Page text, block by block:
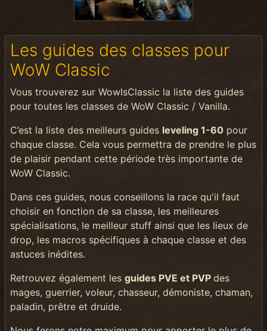
Les guides des classes pour
WoW Classic
Vous trouverez sur WowIsClassic la liste des guides
pour toutes les classes de WoW Classic / Vanilla.
C’est la liste des meilleurs guides leveling 1-60 pour
chaque classe. Cela vous permettra de prendre le plus
de plaisir pendant cette période très importante de
WoW Classic.
Dans ces guides, nous conseillons la race qu'il faut
choisir en fonction de sa classe, les meilleures
spécialisations, le meilleur stuff ainsi que les lieux de
drop, les macros spécifiques à chaque classe et des
astuces inédites.
Retrouvez également les guides PVE et PVP des
mages, guerrier, voleur, chasseur, démoniste, chaman,
paladin, prêtre et druide.